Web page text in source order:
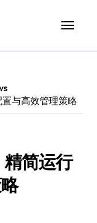
与高效管理策略
简运行